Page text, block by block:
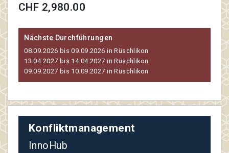
CHF 2,980.00
Nächste Durchführungen
08.09.2026 bis 09.09.2026 in Rüschlikon
13.04.2027 bis 14.04.2027 in Rüschlikon
09.09.2027 bis 10.09.2027 in Rüschlikon
Konfliktmanagement
InnoHub